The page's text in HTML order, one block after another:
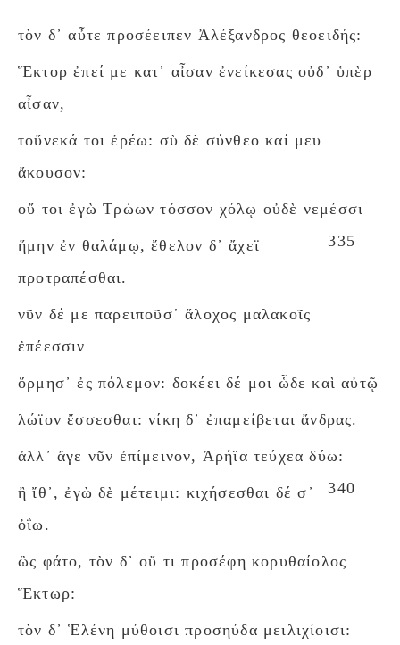
τὸν δ᾽ αὖτε προσέειπεν Ἀλέξανδρος θεοειδής:
Ἕκτορ ἐπεί με κατ᾽ αἶσαν ἐνείκεσας οὐδ᾽ ὑπὲρ
αἶσαν,
τοὔνεκά τοι ἐρέω: σὺ δὲ σύνθεο καί μευ
ἄκουσον:
οὔ τοι ἐγὼ Τρώων τόσσον χόλῳ οὐδὲ νεμέσσι
335
ἥμην ἐν θαλάμῳ, ἔθελον δ᾽ ἄχεϊ
προτραπέσθαι.
νῦν δέ με παρειποῦσ᾽ ἄλοχος μαλακοῖς
ἐπέεσσιν
ὅρμησ᾽ ἐς πόλεμον: δοκέει δέ μοι ὧδε καὶ αὐτῷ
λώϊον ἔσσεσθαι: νίκη δ᾽ ἐπαμείβεται ἄνδρας.
ἀλλ᾽ ἄγε νῦν ἐπίμεινον, Ἀρήϊα τεύχεα δύω:
340
ἢ ἴθ᾽, ἐγὼ δὲ μέτειμι: κιχήσεσθαι δέ σ᾽
ὀΐω.
ὣς φάτο, τὸν δ᾽ οὔ τι προσέφη κορυθαίολος
Ἕκτωρ:
τὸν δ᾽ Ἑλένη μύθοισι προσηύδα μειλιχίοισι: